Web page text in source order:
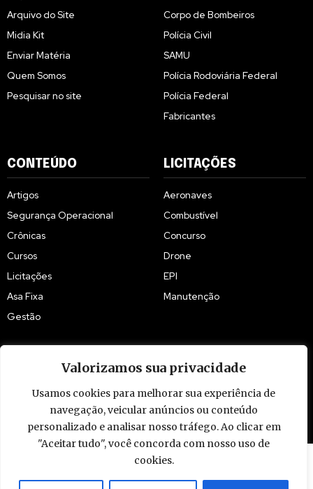
Valorizamos sua privacidade
Usamos cookies para melhorar sua experiência de
navegação, veicular anúncios ou conteúdo
personalizado e analisar nosso tráfego. Ao clicar em
"Aceitar tudo", você concorda com nosso uso de
cookies.
Arquivo do Site
Midia Kit
Enviar Matéria
Quem Somos
Pesquisar no site
Corpo de Bombeiros
Polícia Civil
SAMU
Polícia Rodoviária Federal
Polícia Federal
Fabricantes
CONTEÚDO
Artigos
Segurança Operacional
Crônicas
Cursos
Licitações
Asa Fixa
Gestão
LICITAÇÕES
Aeronaves
Combustível
Concurso
Drone
EPI
Manutenção
© 2009 - 2026 Piloto Policial. Todos os direitos reservados. Brasil.